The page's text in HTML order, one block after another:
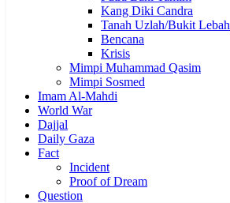
Kang Diki Candra
Tanah Uzlah/Bukit Lebah
Bencana
Krisis
Mimpi Muhammad Qasim
Mimpi Sosmed
Imam Al-Mahdi
World War
Dajjal
Daily Gaza
Fact
Incident
Proof of Dream
Question